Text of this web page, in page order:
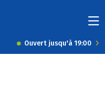
Ouvert jusqu'à 19:00